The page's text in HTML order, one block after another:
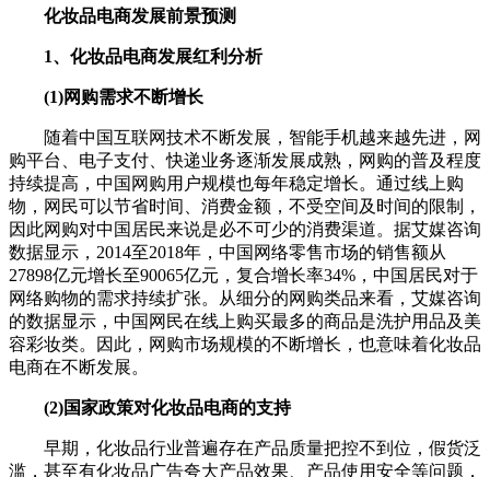
化妆品电商发展前景预测
1、化妆品电商发展红利分析
(1)网购需求不断增长
随着中国互联网技术不断发展，智能手机越来越先进，网
购平台、电子支付、快递业务逐渐发展成熟，网购的普及程度
持续提高，中国网购用户规模也每年稳定增长。通过线上购
物，网民可以节省时间、消费金额，不受空间及时间的限制，
因此网购对中国居民来说是必不可少的消费渠道。据艾媒咨询
数据显示，2014至2018年，中国网络零售市场的销售额从
27898亿元增长至90065亿元，复合增长率34%，中国居民对于
网络购物的需求持续扩张。从细分的网购类品来看，艾媒咨询
的数据显示，中国网民在线上购买最多的商品是洗护用品及美
容彩妆类。因此，网购市场规模的不断增长，也意味着化妆品
电商在不断发展。
(2)国家政策对化妆品电商的支持
早期，化妆品行业普遍存在产品质量把控不到位，假货泛
滥，甚至有化妆品广告夸大产品效果、产品使用安全等问题，